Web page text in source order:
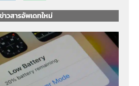
ข่าวสารอัพเดทใหม่